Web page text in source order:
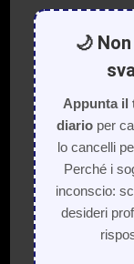
🌙
Appunta il
diarioper
lo cancelli
Perché i
inconscio:
desideri